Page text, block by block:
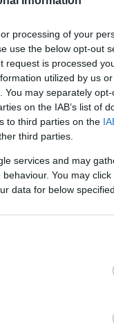
processing of your
use the below opt-out
request is processed
utilized by us
may separately
on the IAB’s list of
to third parties on the
third parties.
services and may
You may
data for below
su una
tra adulti e